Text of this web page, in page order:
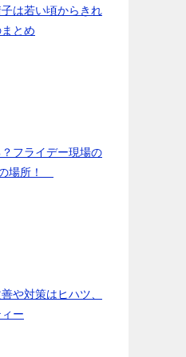
子は若い頃からきれ
とめ
フライデー現場の
場所！
や対策はヒハツ、
ー